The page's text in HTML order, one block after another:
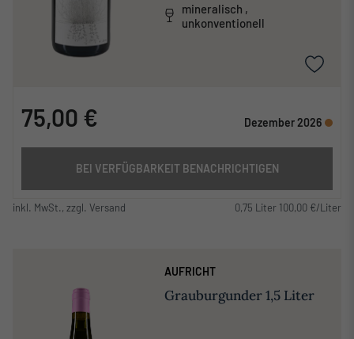
mineralisch ,
unkonventionell
75,00 € Dezember 2026
BEI VERFÜGBARKEIT BENACHRICHTIGEN
inkl. MwSt., zzgl. Versand 0,75 Liter 100,00 €/Liter
AUFRICHT
Grauburgunder 1,5 Liter